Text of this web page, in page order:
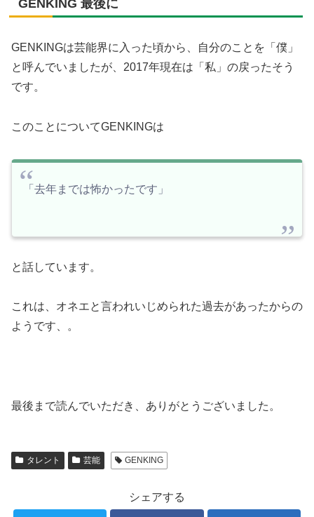
GENKING 最後に
GENKINGは芸能界に入った頃から、自分のことを「僕」
と呼んでいましたが、2017年現在は「私」の戻ったそう
です。
このことについてGENKINGは
「去年までは怖かったです」
と話しています。
これは、オネエと言われいじめられた過去があったからの
ようです、。
最後まで読んでいただき、ありがとうございました。
タレント 芸能 GENKING
シェアする